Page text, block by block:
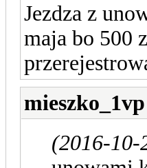
Jezdza z
maja bo 500
mieszko_1vp
(2016-